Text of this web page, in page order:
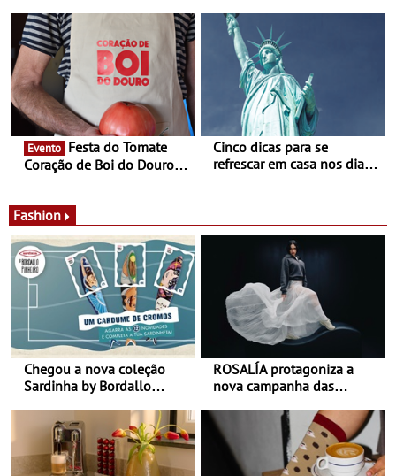
- Entre Junho e Julho pelo
país
ao final de Setembro -
Experiência luminosa no
jardim do Museu de
Alberto Sampaio
Evento
Coração de Boi do Douro -
Cinco dicas para se
refrescar em casa nos dias
Fashion
Chegou a nova coleção
Sardinha by Bordallo
ROSALÍA protagoniza a
nova campanha das
Balance